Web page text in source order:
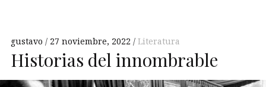
gustavo 27 noviembre, 2022 Literatura
Historias del innombrable